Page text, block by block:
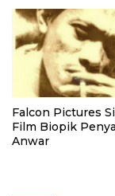
Falcon Pictures
Film Biopik
Anwar